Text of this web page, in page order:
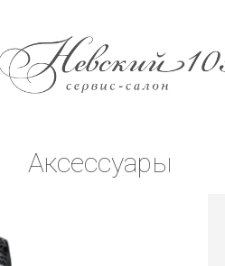
Аксессуары